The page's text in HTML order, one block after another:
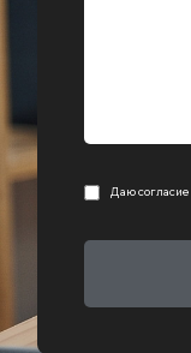
Даю согласие